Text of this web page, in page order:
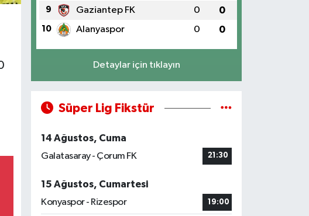
9 Gaziantep FK 0 0
10 Alanyaspor 0 0
Detaylar için tıklayın
Süper Lig Fikstür
14 Ağustos, Cuma
Galatasaray - Çorum FK
21:30
15 Ağustos, Cumartesi
Konyaspor - Rizespor
19:00